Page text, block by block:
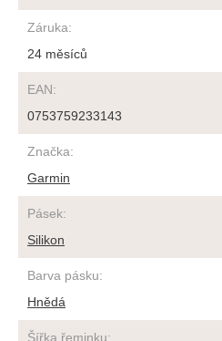
Záruka:
24 měsíců
EAN:
0753759233143
Značka:
Garmin
Pásek:
Silikon
Barva pásku:
Hnědá
Šířka řeminku: